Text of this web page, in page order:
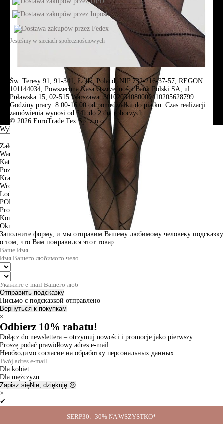
SERP30: -30% NA WSZYSTKO*
Jesteśmy w sieciach społecznościowych
Św. Teresy 91, 91-341, Łódź, Poland, NIP 732-216-37-57, REGON
101144034, Powszechna Kasa Oszczędności Bank Polski SA, ul.
Puławska 15, 02-515 Warszawa: 30102034080000410205628799.
Godziny pracy: 8:00-16:00 od poniedziałku do piątku. Czas realizacji
zamówienia wynosi od 24h do 2 dni roboczych.
© 2026 EuroTrade Tex Sp. z o.o.
Wybierz miasta
Założenia
Warszawa
Katowice
Poznan
Krakow
Wroclaw
Lodz
PODGLĄD
Produkt w koszyku
Kontynuuj zakupy
ZAMÓWIENIE
Okno informacyjne
Заполните форму, и мы отправим Вашему любимому человеку подсказку
о том, что Вам понравился этот товар.
Отправить подсказку
Письмо с подсказкой отправлено
Вернуться к покупкам
×
Odbierz 10% rabatu!
Dołącz do newslettera – otrzymuj nowości i promocje jako pierwszy.
Proszę podać prawidłowy adres e-mail.
Необходимо согласие на обработку персональных данных
Dla kobiet
Dla mężczyzn
Zapisz sięNie, dziękuję 😔
×
✔
Thanks for the subscription!